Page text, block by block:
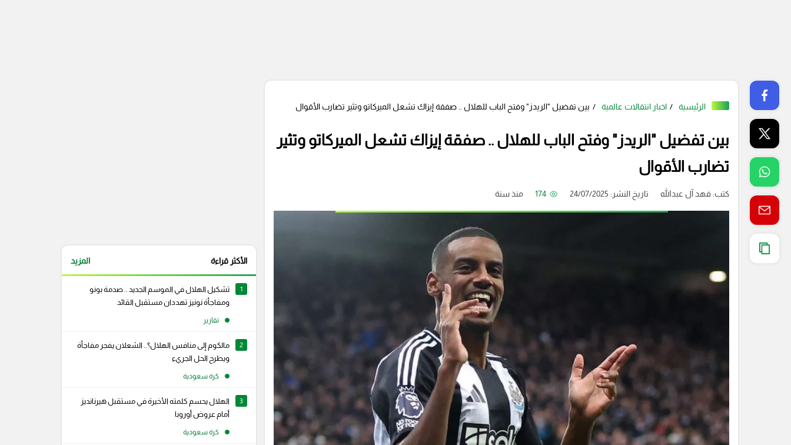
الرئيسية اخبار انتقالات عالمية بين تفضيل "الريدز" وفتح الباب للهلال .. صفقة إيزاك تشعل الميركاتو وتثير تضارب الأقوال
بين تفضيل "الريدز" وفتح الباب للهلال .. صفقة إيزاك تشعل الميركاتو وتثير
تضارب الأقوال
كتب: فهد آل عبدالله تاريخ النشر: 24/07/2025 174 منذ سنة
الأكثر قراءة المزيد
1
تشكيل الهلال في الموسم الجديد .. صدمة بونو
ومفاجأة نونيز تهددان مستقبل القائد
تقارير
2
مالكوم إلى منافس الهلال؟.. الشعلان يفجر مفاجأة
ويطرح الحل الجريء
كرة سعودية
3
الهلال يحسم كلمته الأخيرة في مستقبل هيرنانديز
أمام عروض أوروبا
كرة سعودية